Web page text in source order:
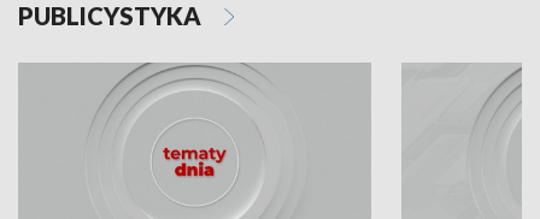
PUBLICYSTYKA